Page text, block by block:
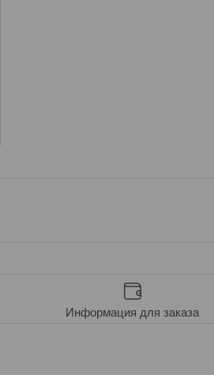
Информация для заказа